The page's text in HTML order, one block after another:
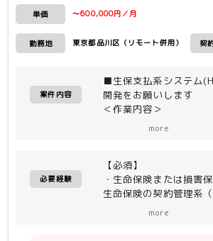
単価 〜600,000円／月
勤務地 東京都品川区（リモート併用） 契
案件内容
■生保支払系システム
開発をお願いします
＜作業内容＞
また、平行してホスト
へのマイグレーション
ら開始されており、
more
必要経験
【必須】
・生命保険または損害
生命保険の契約管理系
more